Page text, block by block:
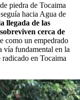
piedra de Tocaima
hacia Agua de
llegada de las
cerca de
como un empedrado
vía fundamental en la
en Tocaima